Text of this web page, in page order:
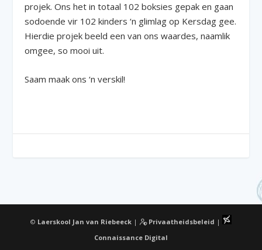
projek. Ons het in totaal 102 boksies gepak en gaan
sodoende vir 102 kinders ‘n glimlag op Kersdag gee.
Hierdie projek beeld een van ons waardes, naamlik
omgee, so mooi uit.
Saam maak ons ‘n verskil!
© Laerskool Jan van Riebeeck| Privaatheidsbeleid |
Connaissance Digital